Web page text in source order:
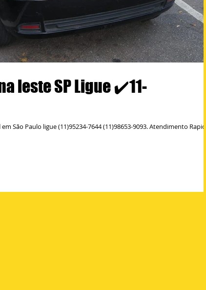
leste SP Ligue ✔️11-
São Paulo ligue (11)95234-7644 (11)98653-9093. Atendimento Rapido